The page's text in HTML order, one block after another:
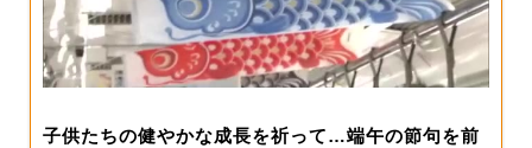
子供たちの健やかな成長を祈って…端午の節句を前